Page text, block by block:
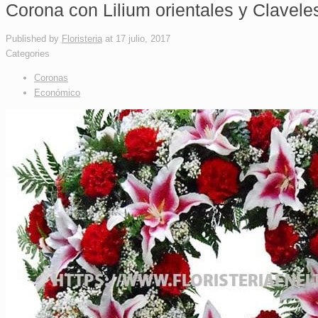
Corona con Lilium orientales y
Published by Floristeria at 17 julio, 2017
Categories
Coronas
Económico